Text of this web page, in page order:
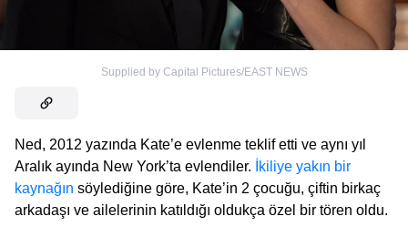
Supplied by Capital Pictures/EAST NEWS
Ned, 2012 yazında Kate’e evlenme teklif etti ve aynı yıl
Aralık ayında New York’ta evlendiler.
İkiliye yakın bir
kaynağın söylediğine göre, Kate’in 2 çocuğu, çiftin birkaç
arkadaşı ve ailelerinin katıldığı oldukça özel bir tören oldu.